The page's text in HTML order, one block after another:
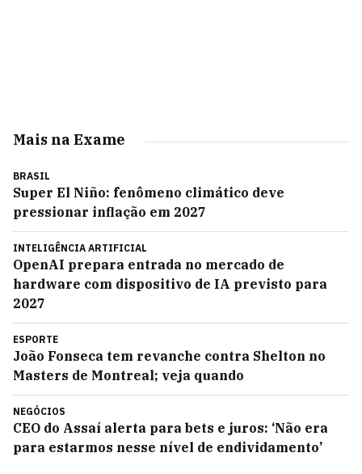
Mais na Exame
BRASIL
Super El Niño: fenômeno climático deve
pressionar inflação em 2027
INTELIGÊNCIA ARTIFICIAL
OpenAI prepara entrada no mercado de
hardware com dispositivo de IA previsto para
2027
ESPORTE
João Fonseca tem revanche contra Shelton no
Masters de Montreal; veja quando
NEGÓCIOS
CEO do Assaí alerta para bets e juros: ‘Não era
para estarmos nesse nível de endividamento’